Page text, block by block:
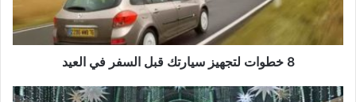
في
العيد
8 خطوات لتجهيز سيارتك قبل السفر في العيد
دبي